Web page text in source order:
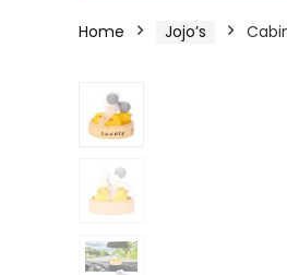
Home Jojo’s